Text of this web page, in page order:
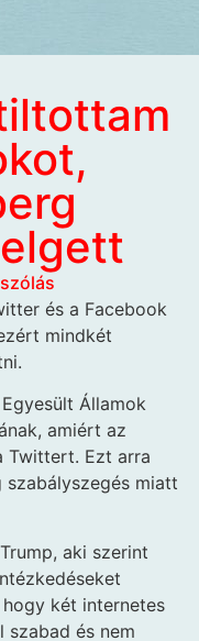
és a Facebook
mindkét
Államok
amiért az
Twittert. Ezt arra
miatt
aki szerint
hogy két internetes
és nem